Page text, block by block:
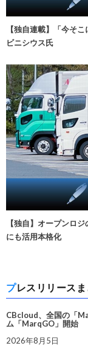
【独自連載】「今そ
ビニシウス氏
【独自】オープンロ
にも活用本格化
プレスリリース
CBcloud、全国の「
ム「MarqGO」開始
2026年8月5日